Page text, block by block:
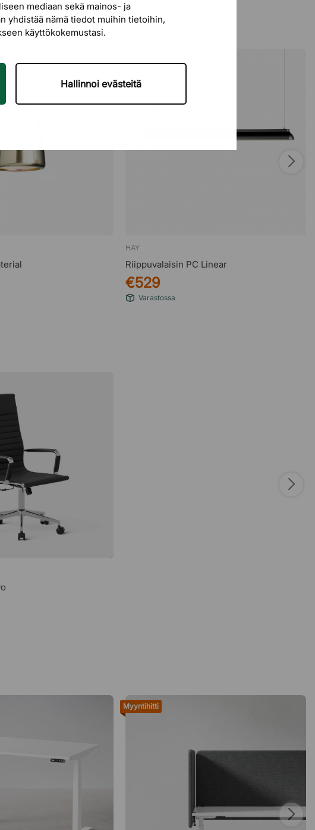
mediaan sekä mainos- ja
​​yhdistää nämä tiedot muihin tietoihin,
käyttökokemustasi.
Hallinnoi evästeitä
HAY
Riippuvalaisin PC Linear
€529
Varastossa
Myyntihitti